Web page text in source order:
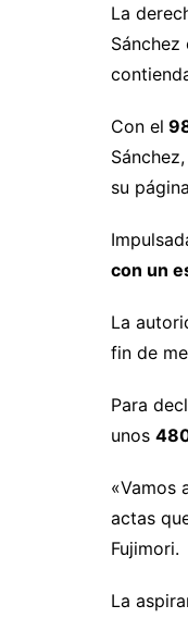
La
Con el
su
con un
La
fin de
Para
unos
«Vamos
actas
Fujimori.
La